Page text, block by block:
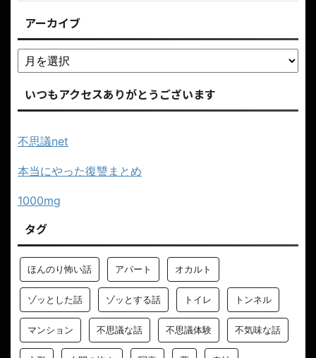
アーカイブ
いつもアクセスありがとうございます
不思議net
本当にやった復讐まとめ
1000mg
タグ
ほんのり怖い話 アパート オカルト
ゾッとした話 ゾッとする話 トイレ トンネル
マンション 不思議な話 不思議体験 不気味な話